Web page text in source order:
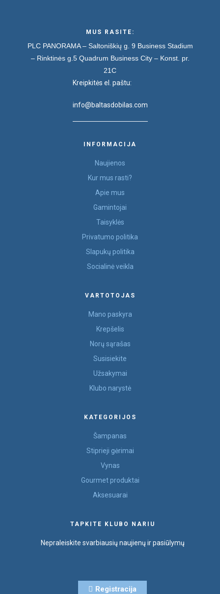
MUS RASITE:
PLC PANORAMA – Saltoniškių g. 9 Business Stadium
– Rinktinės g.5 Quadrum Business City – Konst. pr.
21C
Kreipkitės el. paštu:
info@baltasdobilas.com
INFORMACIJA
Naujienos
Kur mus rasti?
Apie mus
Gamintojai
Taisyklės
Privatumo politika
Slapukų politika
Socialinė veikla
VARTOTOJAS
Mano paskyra
Krepšelis
Norų sąrašas
Susisiekite
Užsakymai
Klubo narystė
KATEGORIJOS
Šampanas
Stiprieji gėrimai
Vynas
Gourmet produktai
Aksesuarai
TAPKITE KLUBO NARIU
Nepraleiskite svarbiausių naujienų ir pasiūlymų
Registracija